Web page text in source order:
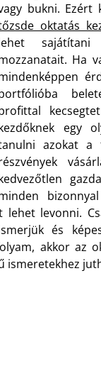
bukni. Ezért
oktatás
sajátítani
Ha
egy
azokat a
levonni.
és
akkor az
ismeretekhez